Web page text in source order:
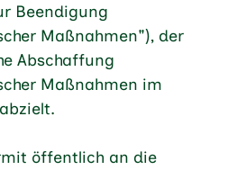
Beendigung
Maßnahmen"), der
Abschaffung
Maßnahmen im
öffentlich an die